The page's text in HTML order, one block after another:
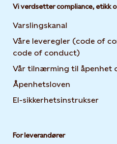
Vi verdsetter compliance, etikk
Varslingskanal
Våre leveregler (code of
code of conduct)
Vår tilnærming til åpenhet
Åpenhetsloven
El-sikkerhetsinstrukser
For leverandører